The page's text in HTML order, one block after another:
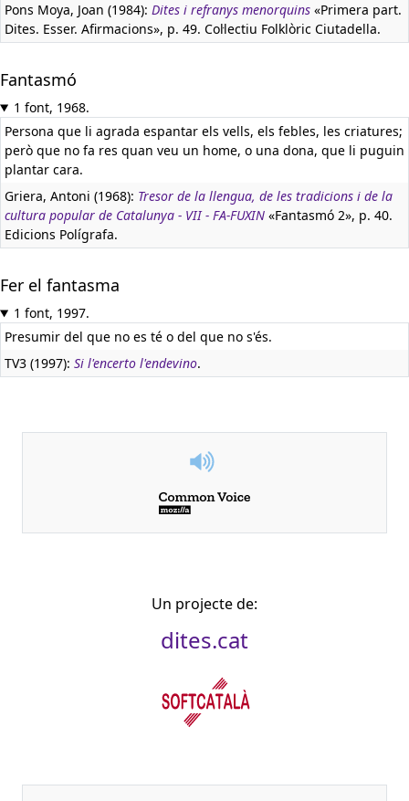
Pons Moya, Joan (1984): Dites i refranys menorquins «Primera part.
Dites. Esser. Afirmacions», p. 49. Col·lectiu Folklòric Ciutadella.
Fantasmó
1 font, 1968.
Persona que li agrada espantar els vells, els febles, les criatures;
però que no fa res quan veu un home, o una dona, que li puguin
plantar cara.
Griera, Antoni (1968): Tresor de la llengua, de les tradicions i de la
cultura popular de Catalunya - VII - FA-FUXIN «Fantasmó 2», p. 40.
Edicions Polígrafa.
Fer el fantasma
1 font, 1997.
Presumir del que no es té o del que no s'és.
TV3 (1997): Si l'encerto l'endevino.
Un projecte de:
dites.cat